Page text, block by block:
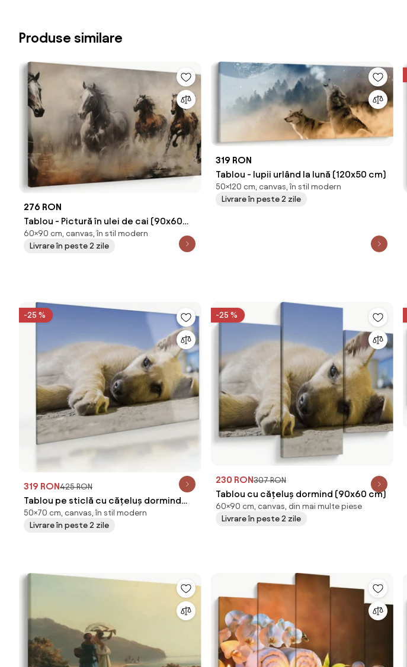
Produse similare
276 RON
Tablou - Pictură în ulei de cai (90x60
cm)
60×90 cm, canvas, în stil modern
Livrare în peste 2 zile
319 RON
Tablou - lupii urlând la lună (120x50 cm)
50×120 cm, canvas, în stil modern
Livrare în peste 2 zile
-25 %
319 RON425 RON
Tablou pe sticlă cu cățeluș dormind
(70x50 cm)
50×70 cm, canvas, în stil modern
Livrare în peste 2 zile
-25 %
230 RON307 RON
Tablou cu cățeluș dormind (90x60 cm)
60×90 cm, canvas, din mai multe piese
Livrare în peste 2 zile